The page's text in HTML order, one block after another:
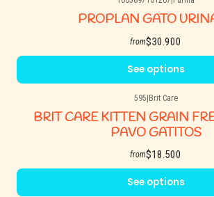
PROPLAN GATO
from$30.900
See options
595|Brit Care
BRIT CARE KITTEN GRAIN
PAVO GATITOS
from$18.500
See options